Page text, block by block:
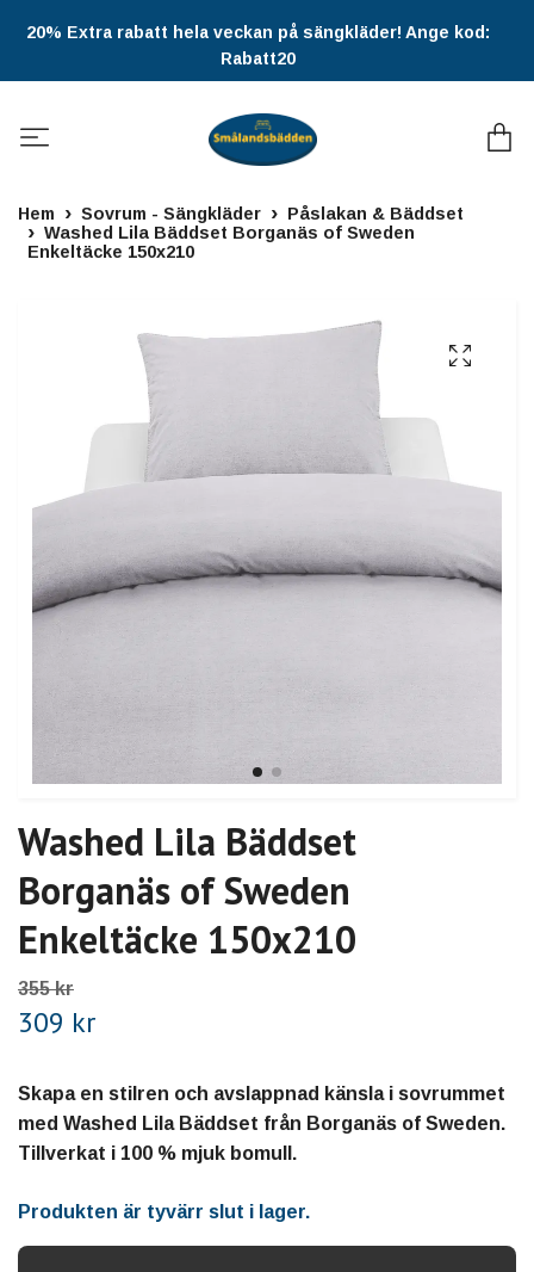
20% Extra rabatt hela veckan på sängkläder! Ange kod:
Rabatt20
Hem Sovrum - Sängkläder
Påslakan & Bäddset
Washed Lila Bäddset Borganäs of Sweden
Enkeltäcke 150x210
Washed Lila Bäddset
Borganäs of Sweden
Enkeltäcke 150x210
355 kr
309 kr
Skapa en stilren och avslappnad känsla i sovrummet
med Washed Lila Bäddset från Borganäs of Sweden.
Tillverkat i 100 % mjuk bomull.
Produkten är tyvärr slut i lager.